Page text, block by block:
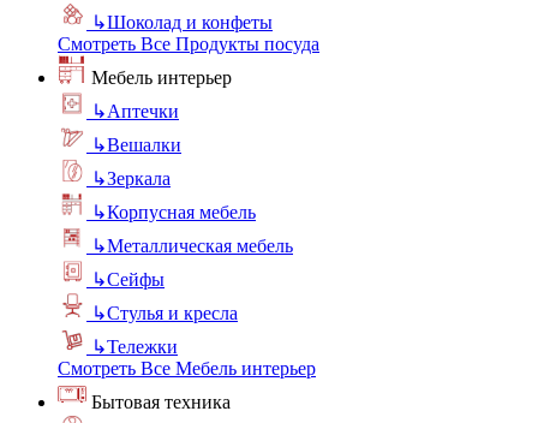
↳Шоколад и конфеты
Смотреть Все Продукты посуда
Мебель интерьер
↳Аптечки
↳Вешалки
↳Зеркала
↳Корпусная мебель
↳Металлическая мебель
↳Сейфы
↳Стулья и кресла
↳Тележки
Смотреть Все Мебель интерьер
Бытовая техника